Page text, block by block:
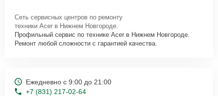
Сеть сервисных центров по ремонту
техники Acer в Нижнем Новгороде.
Профильный сервис по технике Acer в Нижнем Новгороде.
Ремонт любой сложности с гарантией качества.
Ежедневно с 9:00 до 21:00
+7 (831) 217-02-64